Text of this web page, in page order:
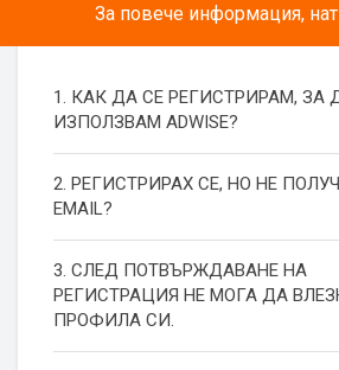
За повече информация,
РЕГИСТРАЦИЯ
1. КАК ДА СЕ РЕГИСТРИРАМ, ЗА
ИЗПОЛЗВАМ ADWISE?
2. РЕГИСТРИРАХ СЕ, НО НЕ
EMAIL?
3. СЛЕД ПОТВЪРЖДАВАНЕ НА
РЕГИСТРАЦИЯ НЕ МОГА ДА
ПРОФИЛА СИ.